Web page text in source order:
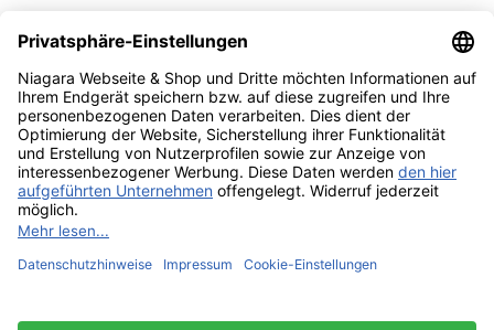
Ihr Zugang ist aufgrund Ihres Alters eingeschränkt.
Ich bin 18 oder älter Ich bin unter 18
Whistlepig Rye Whiskey 15 YO 46% – 0,70
207,56€
Nicht vorrätig